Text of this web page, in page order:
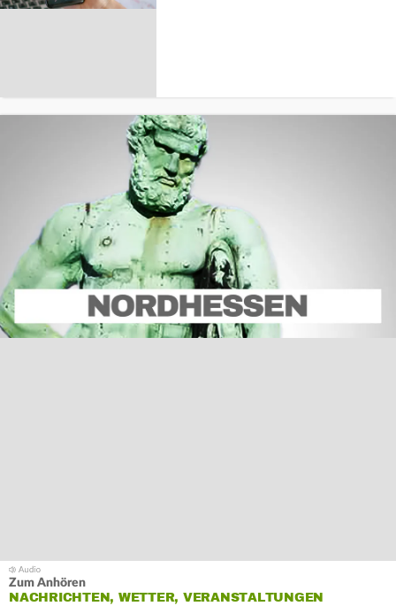
Zum Anhören
NACHRICHTEN, WETTER, VERANSTALTUNGEN